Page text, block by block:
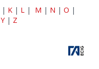
| K | L | M | N | O |
Y| Z